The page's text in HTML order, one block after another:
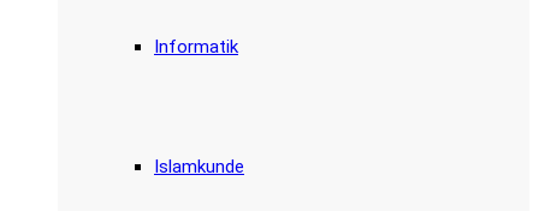
Informatik
Islamkunde